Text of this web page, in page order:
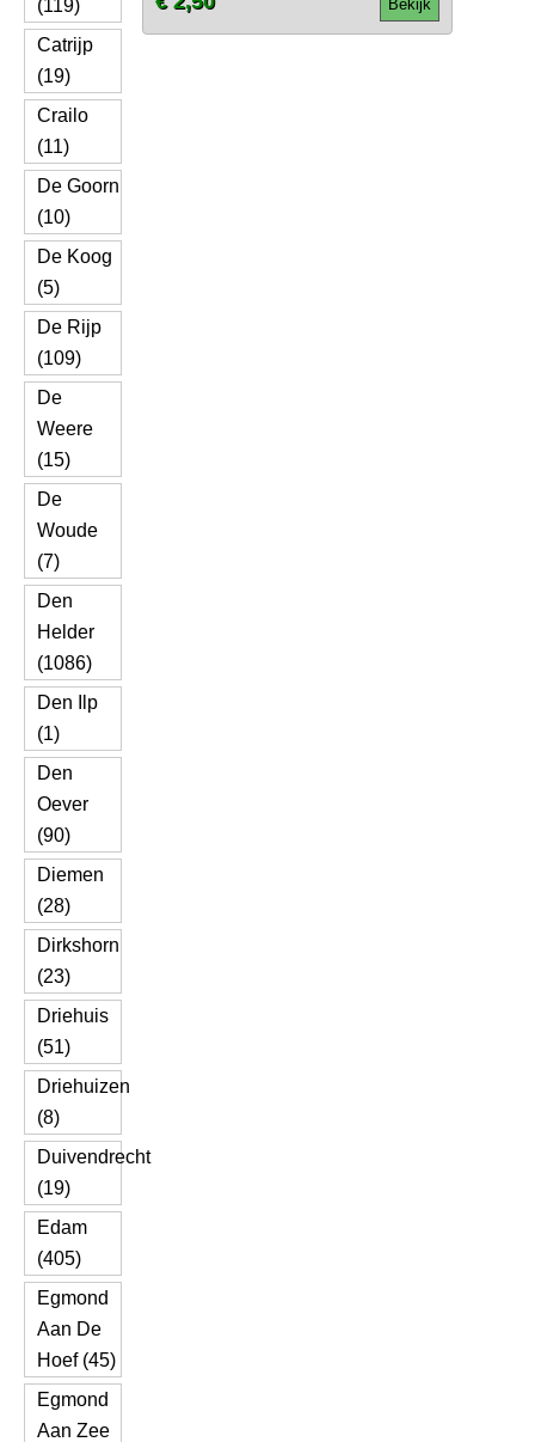
(119)
Catrijp
(19)
Crailo
(11)
De Goorn
(10)
De Koog
(5)
De Rijp
(109)
De
Weere
(15)
De
Woude
(7)
Den
Helder
(1086)
Den Ilp
(1)
Den
Oever
(90)
Diemen
(28)
Dirkshorn
(23)
Driehuis
(51)
Driehuizen
(8)
Duivendrecht
(19)
Edam
(405)
Egmond
Aan De
Hoef (45)
Egmond
Aan Zee
Bekijk